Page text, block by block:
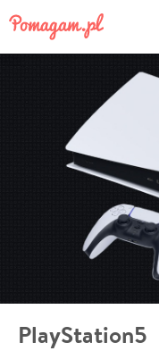
PlayStation5